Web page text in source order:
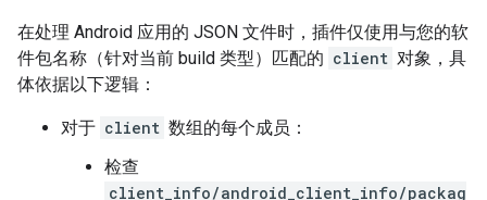
在处理 Android 应用的 JSON 文件时，插件仅使用与您的软
件包名称（针对当前 build 类型）匹配的 client 对象，具
体依据以下逻辑：
对于 client 数组的每个成员：
检查
client_info/android_client_info/packag